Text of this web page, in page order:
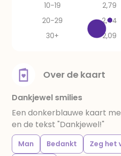
10-19
2,79
20-29
2,44
30+
2,09
Over de kaart
Dankjewel smilies
Een donkerblauwe kaart
en de tekst "Dankjewel!"
Man Bedankt Zeg het